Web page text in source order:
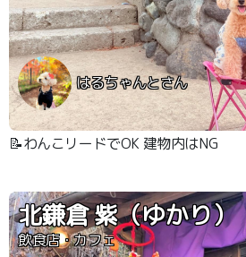
はるちゃんとさん
📝わんこリードでOK 建物内はNG
北鎌倉 紫（ゆかり）
飲食店・カフェ